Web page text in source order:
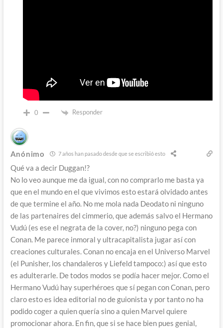
0 Responder
Anónimo 7 años han pasado desde que se escribió esto
Qué va a decir Duggan!?
No lo veo aunque me da igual, con no comprarlo me basta ya
que en el mundo en el que vivimos esto estará olvidado antes
de que termine el año. No me mola nada Deodato ni ninguno
de las partenaires del cimmerio, que además salvo el Hermano
Vudú (es ese el negrata de la cover, no?) ninguno pega con
Conan. Me parece inmoral y ultracapitalista jugar así con
creaciones culturales. Conan no encaja en el Universo Marvel
(el Punisher, los chandaleros y Liefeld tampoco:) así que esto
es adulterarle. De todos modos se podía hacer mejor. Como el
Hermano Vudú hay superhéroes que sí pegan con Conan, pero
claro esto es idea editorial no de guionista y por tanto no ha
podido coger a quien quería sino a quien Marvel quiere
promocionar ahora. En fin, que si se hace bien pues genial,